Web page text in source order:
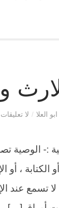
العلا / لا
:- الوصية
الكتابة ،
بالقانون 51 لسنة